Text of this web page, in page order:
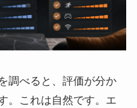
調べると、評価が分か
。これは自然です。エ